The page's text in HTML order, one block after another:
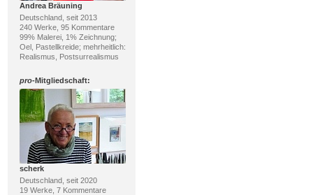
Andrea Bräuning
Deutschland, seit 2013
240 Werke, 95 Kommentare
99% Malerei, 1% Zeichnung;
Oel, Pastellkreide; mehrheitlich:
Realismus, Postsurrealismus
pro-Mitgliedschaft:
scherk
Deutschland, seit 2020
19 Werke, 7 Kommentare